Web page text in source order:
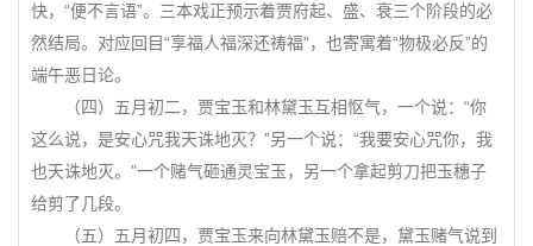
快，“便不言语”。三本戏正预示着贾府起、盛、衰三个阶段的必
然结局。对应回目“享福人福深还祷福”，也寄寓着“物极必反”的
端午恶日论。
（四）五月初二，贾宝玉和林黛玉互相怄气，一个说：“你
这么说，是安心咒我天诛地灭？”另一个说：“我要安心咒你，我
也天诛地灭。”一个赌气砸通灵宝玉，另一个拿起剪刀把玉穗子
给剪了几段。
（五）五月初四，贾宝玉来向林黛玉赔不是，黛玉赌气说到